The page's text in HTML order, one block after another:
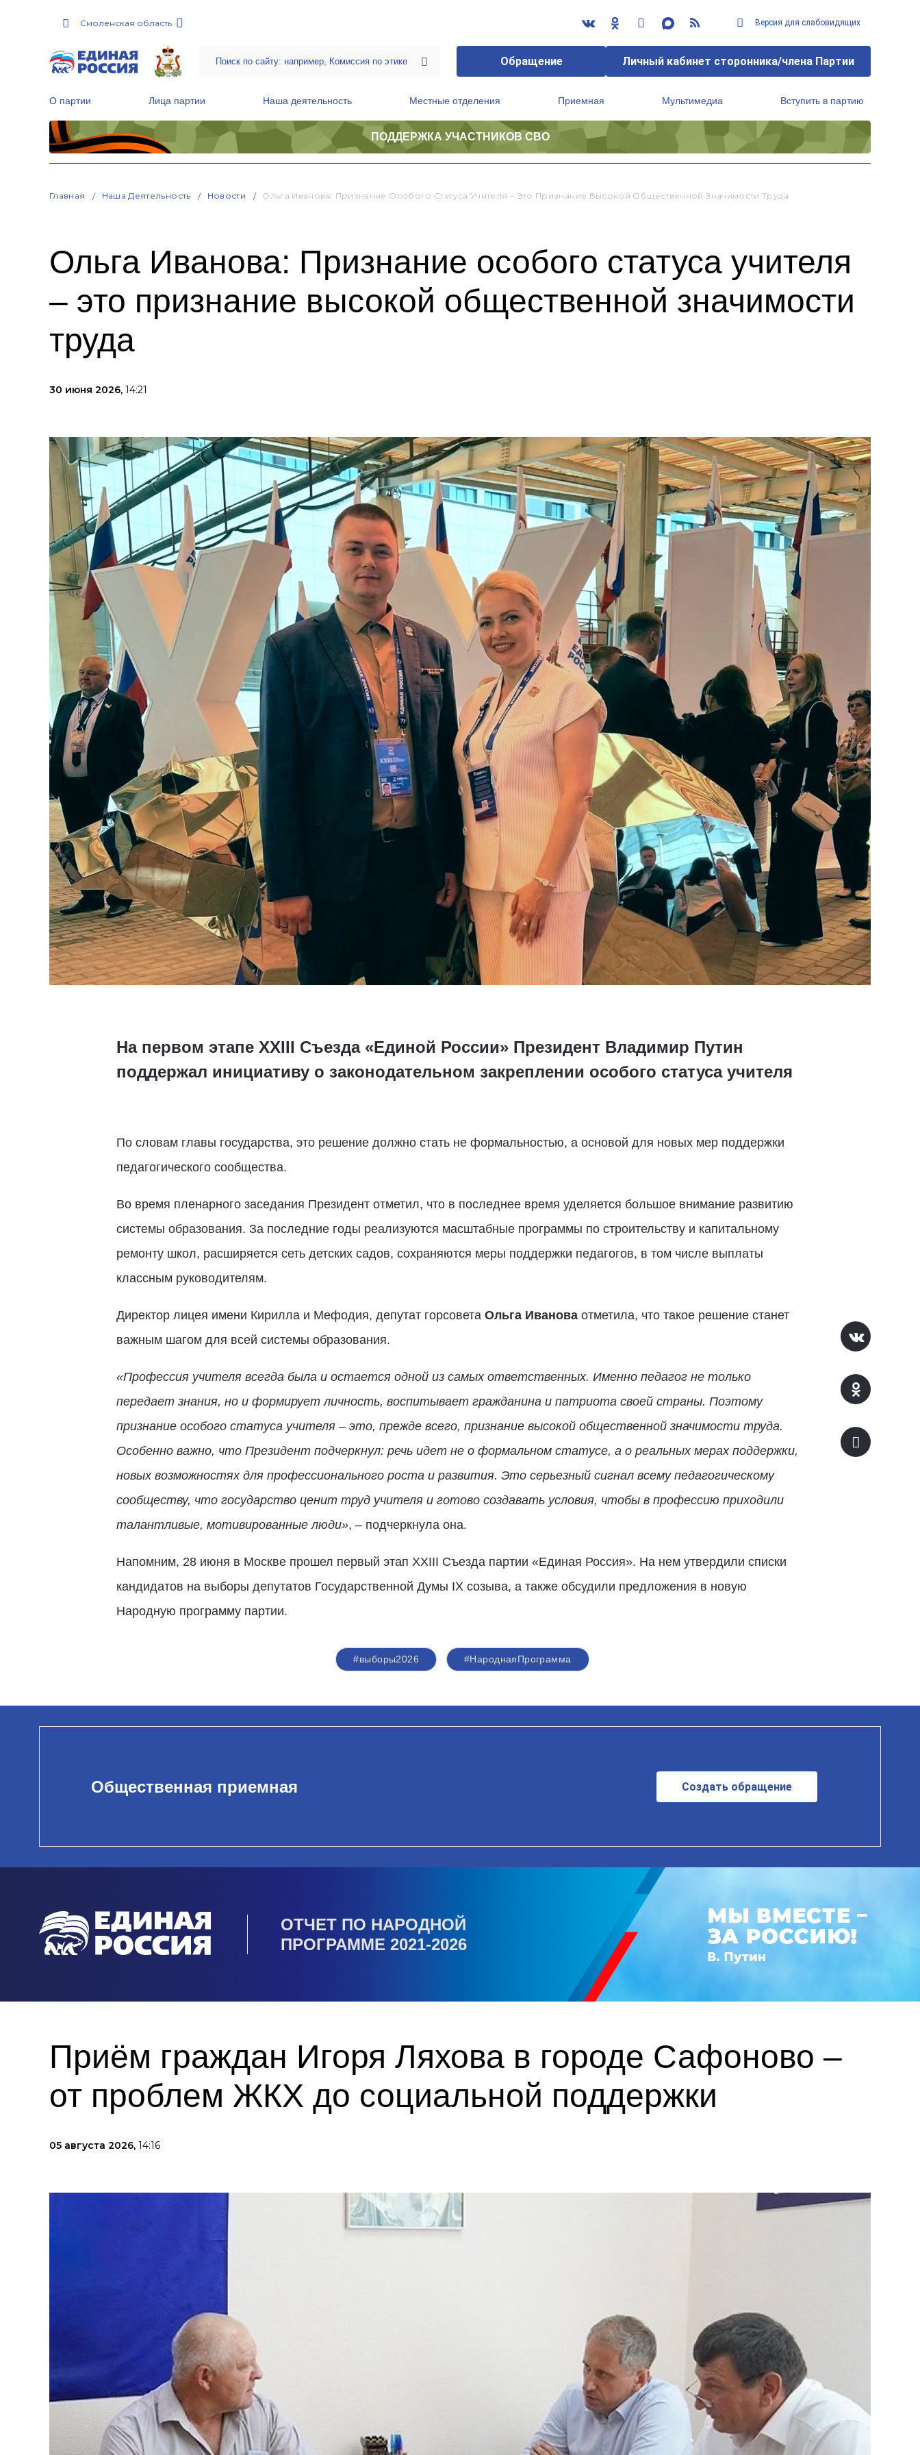
Смоленская область Версия для слабовидящих
Обращение Личный кабинет сторонника/члена Партии
О партии Лица партии Наша деятельность Местные отделения Приемная Мультимедиа Вступить в партию
ПОДДЕРЖКА УЧАСТНИКОВ СВО
Главная Наша Деятельность Новости Ольга Иванова: Признание Особого Статуса Учителя – Это Признание Высокой Общественной Значимости Труда
Ольга Иванова: Признание особого статуса учителя
– это признание высокой общественной значимости
труда
30 июня 2026, 14:21
На первом этапе XXIII Съезда «Единой России» Президент Владимир Путин
поддержал инициативу о законодательном закреплении особого статуса учителя
По словам главы государства, это решение должно стать не формальностью, а основой для новых мер поддержки
педагогического сообщества.
Во время пленарного заседания Президент отметил, что в последнее время уделяется большое внимание развитию
системы образования. За последние годы реализуются масштабные программы по строительству и капитальному
ремонту школ, расширяется сеть детских садов, сохраняются меры поддержки педагогов, в том числе выплаты
классным руководителям.
Директор лицея имени Кирилла и Мефодия, депутат горсовета Ольга Ивановаотметила, что такое решение станет
важным шагом для всей системы образования.
«Профессия учителя всегда была и остается одной из самых ответственных. Именно педагог не только
передает знания, но и формирует личность, воспитывает гражданина и патриота своей страны. Поэтому
признание особого статуса учителя – это, прежде всего, признание высокой общественной значимости труда.
Особенно важно, что Президент подчеркнул: речь идет не о формальном статусе, а о реальных мерах поддержки,
новых возможностях для профессионального роста и развития. Это серьезный сигнал всему педагогическому
сообществу, что государство ценит труд учителя и готово создавать условия, чтобы в профессию приходили
талантливые, мотивированные люди», – подчеркнула она.
Напомним, 28 июня в Москве прошел первый этап XXIII Съезда партии «Единая Россия». На нем утвердили списки
кандидатов на выборы депутатов Государственной Думы IX созыва, а также обсудили предложения в новую
Народную программу партии.
#выборы2026 #НароднаяПрограмма
Общественная приемная Создать обращение
ОТЧЕТ ПО НАРОДНОЙ
ПРОГРАММЕ 2021-2026
Приём граждан Игоря Ляхова в городе Сафоново –
от проблем ЖКХ до социальной поддержки
05 августа 2026, 14:16